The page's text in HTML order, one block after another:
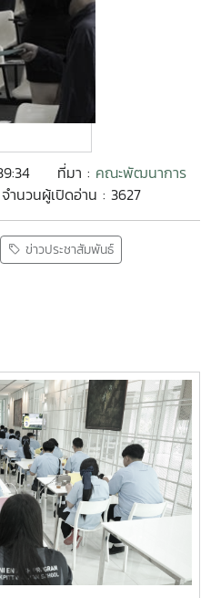
ที่มา : คณะพัฒนาการ
จำนวนผู้เปิดอ่าน : 3627
ข่าวประชาสัมพันธ์